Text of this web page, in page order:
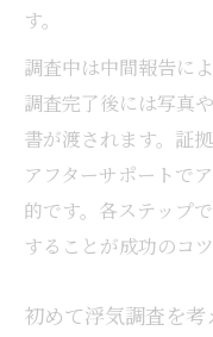
す。
調査中は中間報告に
調査完了後には写真
書が渡されます。証
アフターサポートで
的です。各ステップ
することが成功のコツ
初めて浮気調査を